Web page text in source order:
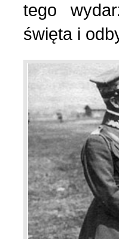
tego
święta i